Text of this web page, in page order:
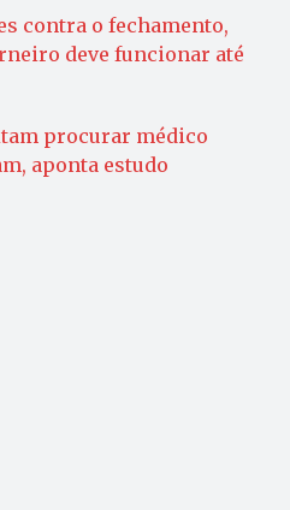
contra o fechamento,
deve funcionar até
procurar médico
aponta estudo